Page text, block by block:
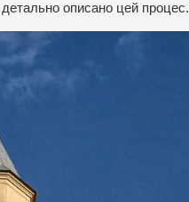
детально описано цей процес.